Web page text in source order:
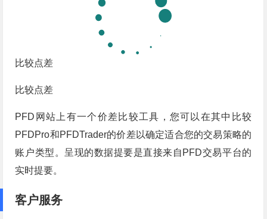
比较点差
比较点差
PFD网站上有一个价差比较工具，您可以在其中比较
PFDPro和PFDTrader的价差以确定适合您的交易策略的
账户类型。呈现的数据提要是直接来自PFD交易平台的
实时提要。
客户服务